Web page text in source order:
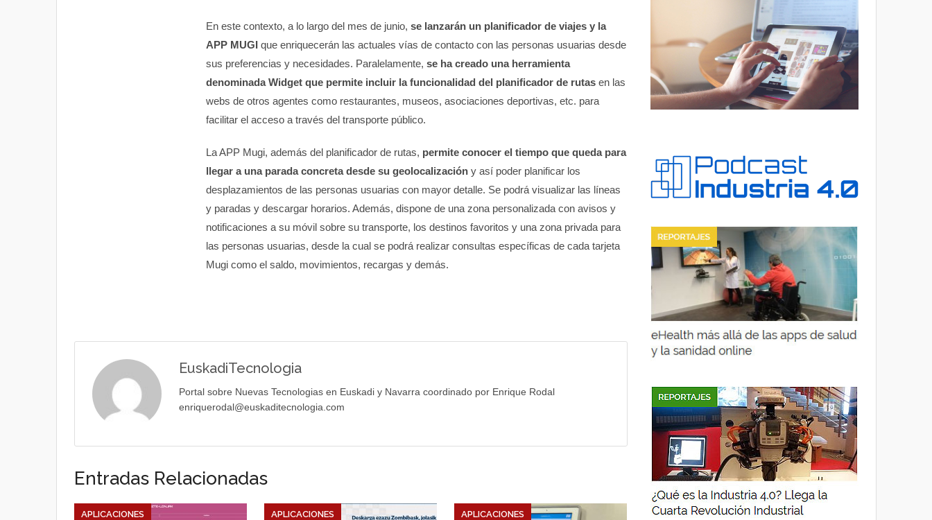
En este contexto, a lo largo del mes de junio, se lanzarán un planificador de viajes y la
APP MUGIque enriquecerán las actuales vías de contacto con las personas usuarias desde
sus preferencias y necesidades. Paralelamente, se ha creado una herramienta
denominada Widget que permite incluir la funcionalidad del planificador de rutasen las
webs de otros agentes como restaurantes, museos, asociaciones deportivas, etc. para
facilitar el acceso a través del transporte público.
La APP Mugi, además del planificador de rutas, permite conocer el tiempo que queda para
llegar a una parada concreta desde su geolocalizacióny así poder planificar los
desplazamientos de las personas usuarias con mayor detalle. Se podrá visualizar las líneas
y paradas y descargar horarios. Además, dispone de una zona personalizada con avisos y
notificaciones a su móvil sobre su transporte, los destinos favoritos y una zona privada para
las personas usuarias, desde la cual se podrá realizar consultas específicas de cada tarjeta
Mugi como el saldo, movimientos, recargas y demás.
EuskadiTecnologia
Portal sobre Nuevas Tecnologias en Euskadi y Navarra coordinado por Enrique Rodal
enriquerodal@euskaditecnologia.com
Entradas Relacionadas
APLICACIONES APLICACIONES APLICACIONES